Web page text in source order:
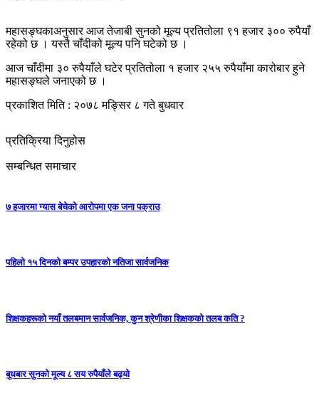
महासङ्घकाअनुसार आज तेजाबी सुनको मूल्य प्रतितोला ९१ हजार ३०० रुपैयाँ
रहेको छ । यस्तै चाँदीको मूल्य पनि घटेको छ ।
आज चाँदीमा ३० रुपैयाँले घटेर प्रतितोला १ हजार २५५ रुपैयाँमा कारोबार हुने
महासङ्घले जनाएको छ ।
प्रकाशित मिति : २०७८ मङ्सिर ८ गते बुधवार
प्रतिक्रिया दिनुहोस
सम्बन्धित समाचार
७ हजारमा ग्यास बेचेको आरोपमा एक जना पक्राउ
पहिलो १५ दिनको बम्पर उपहारको नतिजा सार्वजनिक
शिक्षकहरूको नयाँ तलबमान सार्वजनिक, कुन श्रेणीका शिक्षकको तलब कति ?
बुधबार सुनको मूल्य ८ सय रुपैयाँले बढ्यो